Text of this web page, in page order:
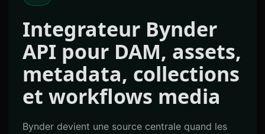
Integrateur Bynder
API pour DAM, assets,
metadata, collections
et workflows media
Bynder devient une source centrale quand les